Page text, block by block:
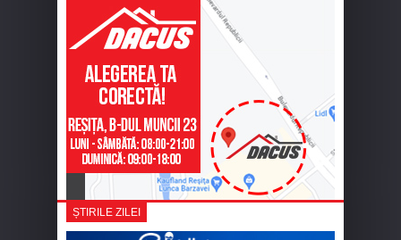
ȘTIRILE ZILEI